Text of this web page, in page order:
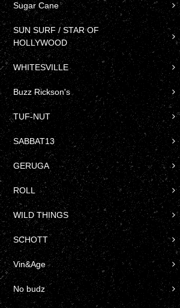
Sugar Cane
SUN SURF / STAR OF
HOLLYWOOD
WHITESVILLE
Buzz Rickson's
TUF-NUT
SABBAT13
GERUGA
ROLL
WILD THINGS
SCHOTT
Vin&Age
No budz